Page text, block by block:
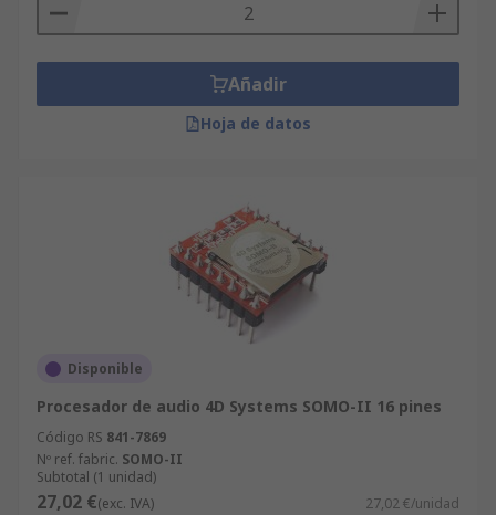
Tipos de procesadores de audio
Los procesadores de audio pueden ser analógicos
o digitales. Varían en la cantidad de canales, la
Añadir
Hoja de datos
Disponible
Procesador de audio 4D Systems SOMO-II 16 pines
Código RS 841-7869
Nº ref. fabric. SOMO-II
Subtotal (1 unidad)
27,02 €(exc. IVA) 27,02 €/unidad